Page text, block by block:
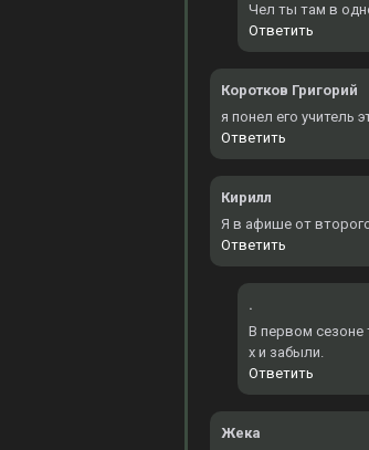
Чел ты там в
Ответить
Коротков Григорий
я понел его учитель
Ответить
Кирилл
Я в афише от
Ответить
.
В первом сезоне
х и забыли.
Ответить
Жека